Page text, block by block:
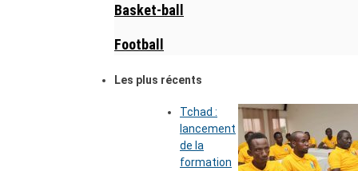
Basket-ball
Football
Les plus récents
Tchad :
lancement
de la
formation